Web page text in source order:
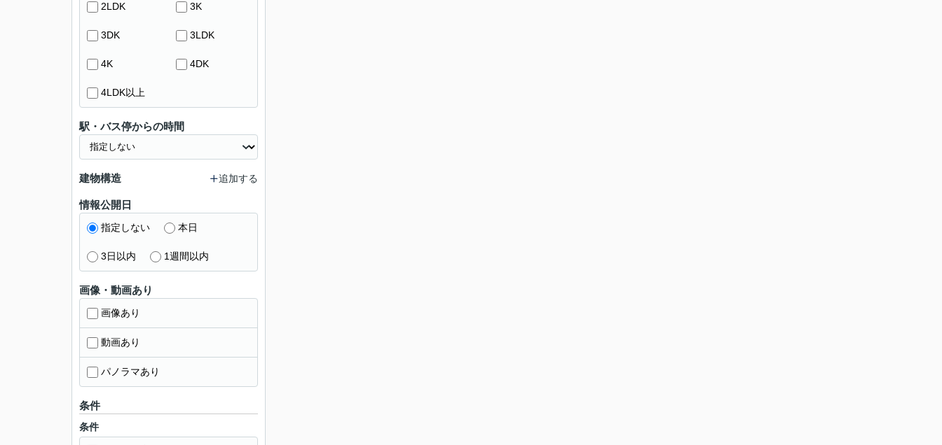
2LDK 3K
3DK 3LDK
4K 4DK
4LDK以上
駅・バス停からの時間
建物構造 追加する
情報公開日
指定しない 本日
3日以内 1週間以内
画像・動画あり
画像あり
動画あり
パノラマあり
条件
条件